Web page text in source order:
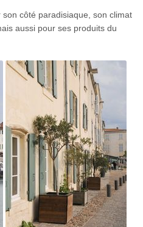
son côté paradisiaque, son climat
aussi pour ses produits du